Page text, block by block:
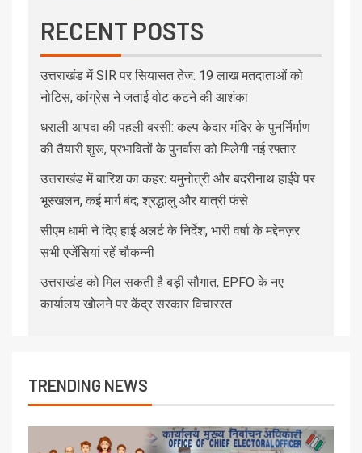
RECENT POSTS
उत्तराखंड में SIR पर सियासत तेज: 19 लाख मतदाताओं को
नोटिस, कांग्रेस ने जताई वोट कटने की आशंका
धराली आपदा की पहली बरसी: कल्प केदार मंदिर के पुनर्निर्माण
की तैयारी शुरू, प्रभावितों के पुनर्वास को मिलेगी नई रफ्तार
उत्तराखंड में बारिश का कहर: यमुनोत्री और बदरीनाथ हाईवे पर
भूस्खलन, कई मार्ग बंद; श्रद्धालु और यात्री फंसे
सीएम धामी ने दिए हाई अलर्ट के निर्देश, भारी वर्षा के मद्देनज़र
सभी एजेंसियां रहें चौकन्नी
उत्तराखंड को मिल सकती है बड़ी सौगात, EPFO के नए
कार्यालय खोलने पर केंद्र सरकार विचाररत
TRENDING NEWS